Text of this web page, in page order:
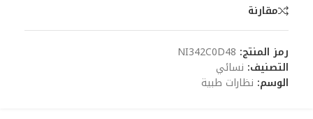
مقارنة
رمز المنتج: NI342C0D48
التصنيف: نسائي
الوسم: نظارات طبية